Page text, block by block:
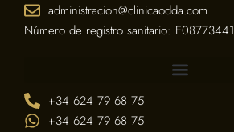
administracion@clinicaodda.com
Número de registro sanitario: E08773441
+34 624 79 68 75
+34 624 79 68 75